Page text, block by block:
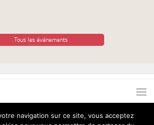
Tous les événements
navigation sur ce site, vous acceptez